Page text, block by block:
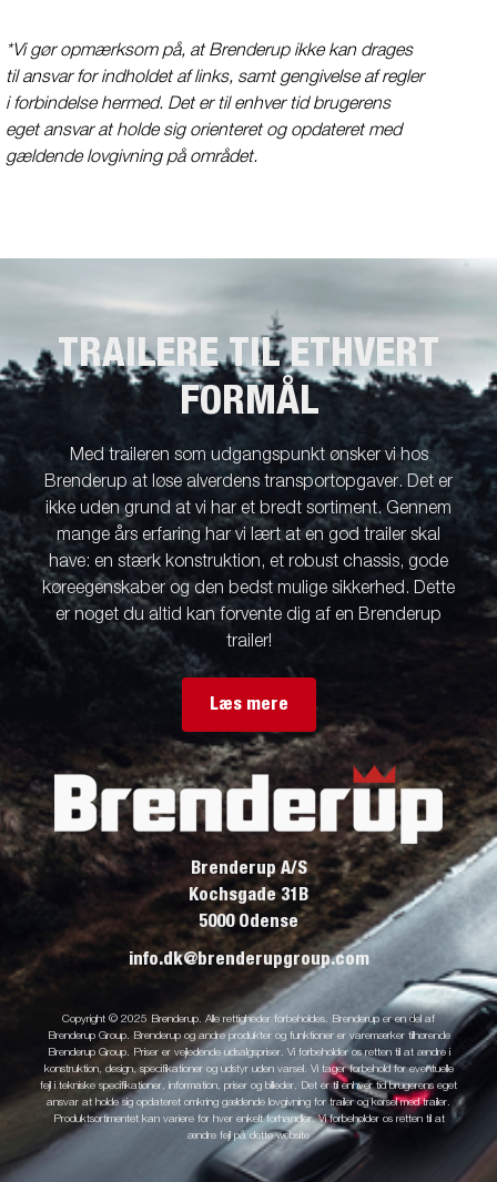
*Vi gør opmærksom på, at Brenderup ikke kan drages
til ansvar for indholdet af links, samt gengivelse af regler
i forbindelse hermed. Det er til enhver tid brugerens
eget ansvar at holde sig orienteret og opdateret med
gældende lovgivning på området.
TRAILERE TIL ETHVERT
FORMÅL
Med traileren som udgangspunkt ønsker vi hos
Brenderup at løse alverdens transportopgaver. Det er
ikke uden grund at vi har et bredt sortiment. Gennem
mange års erfaring har vi lært at en god trailer skal
have: en stærk konstruktion, et robust chassis, gode
køreegenskaber og den bedst mulige sikkerhed. Dette
er noget du altid kan forvente dig af en Brenderup
trailer!
Læs mere
Brenderup A/S
Kochsgade 31B
5000 Odense
info.dk@brenderupgroup.com
Copyright © 2025 Brenderup. Alle rettigheder forbeholdes. Brenderup er en del af
Brenderup Group. Brenderup og andre produkter og funktioner er varemærker tilhørende
Brenderup Group. Priser er vejledende udsalgspriser. Vi forbeholder os retten til at ændre i
konstruktion, design, specifikationer og udstyr uden varsel. Vi tager forbehold for eventuelle
fejl i tekniske specifikationer, information, priser og billeder. Det er til enhver tid brugerens eget
ansvar at holde sig opdateret omkring gældende lovgivning for trailer og kørsel med trailer.
Produktsortimentet kan variere for hver enkelt forhandler. Vi forbeholder os retten til at
ændre fejl på dette website